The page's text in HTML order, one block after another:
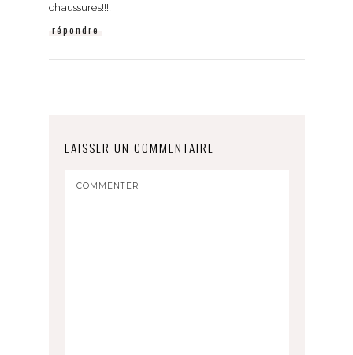
chaussures!!!!
répondre
LAISSER UN COMMENTAIRE